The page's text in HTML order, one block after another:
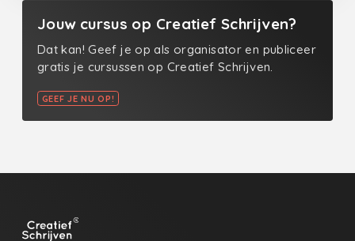
Jouw cursus op Creatief Schrijven?
Dat kan! Geef je op als organisator en publiceer
gratis je cursussen op Creatief Schrijven.
GEEF JE NU OP!